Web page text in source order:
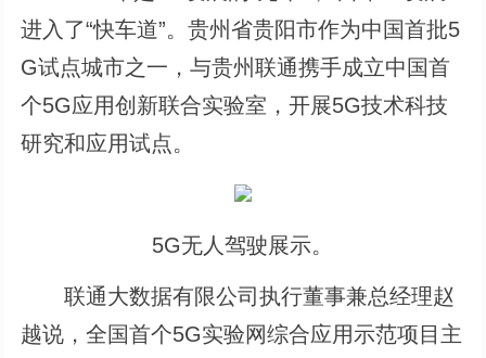
进入了“快车道”。贵州省贵阳市作为中国首批5
G试点城市之一，与贵州联通携手成立中国首
个5G应用创新联合实验室，开展5G技术科技
研究和应用试点。
5G无人驾驶展示。
联通大数据有限公司执行董事兼总经理赵
越说，全国首个5G实验网综合应用示范项目主